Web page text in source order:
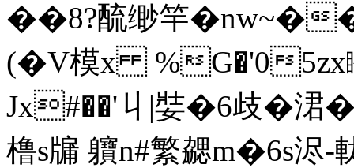
��8?酼缈竿�nw~��
(�V模x %G�'05zx矀
Jx#��'丩|娤�6歧�
橹s牖 軉n#繁勰m�6s浕-